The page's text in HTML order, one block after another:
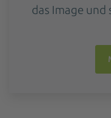
das Image